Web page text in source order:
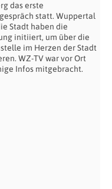
das erste
statt. Wuppertal
Stadt haben die
initiiert, um über die
im Herzen der Stadt
WZ-TV war vor Ort
Infos mitgebracht.